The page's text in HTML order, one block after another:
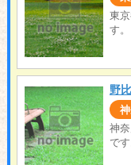
東
す。
野
神
です